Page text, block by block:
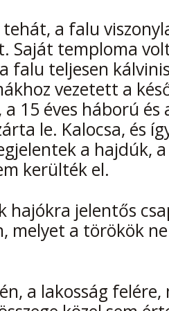
a falu
Saját temploma
falu teljesen
vezetett a
15 éves háború és
le. Kalocsa, és
a hajdúk,
kerülték el.
hajókra jelentős
melyet a törökök
a lakosság